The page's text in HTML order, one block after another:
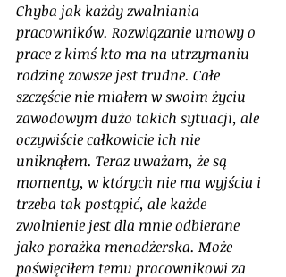
Chyba jak każdy zwalniania
pracowników. Rozwiązanie umowy o
prace z kimś kto ma na utrzymaniu
rodzinę zawsze jest trudne. Całe
szczęście nie miałem w swoim życiu
zawodowym dużo takich sytuacji, ale
oczywiście całkowicie ich nie
uniknąłem. Teraz uważam, że są
momenty, w których nie ma wyjścia i
trzeba tak postąpić, ale każde
zwolnienie jest dla mnie odbierane
jako porażka menadżerska. Może
poświęciłem temu pracownikowi za